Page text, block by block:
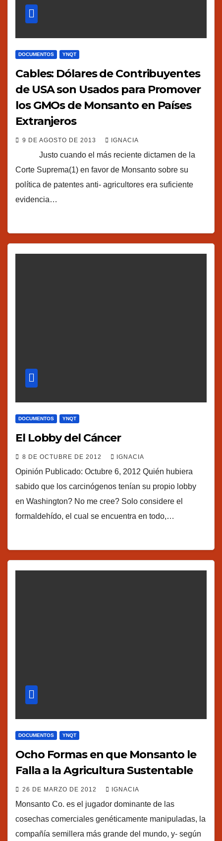
DOCUMENTOS YNQT
Cables: Dólares de Contribuyentes
de USA son Usados para Promover
los GMOs de Monsanto en Países
Extranjeros
9 DE AGOSTO DE 2013 IGNACIA
Justo cuando el más reciente dictamen de la
Corte Suprema(1) en favor de Monsanto sobre su
política de patentes anti- agricultores era suficiente
evidencia…
DOCUMENTOS YNQT
El Lobby del Cáncer
8 DE OCTUBRE DE 2012 IGNACIA
Opinión Publicado: Octubre 6, 2012 Quién hubiera
sabido que los carcinógenos tenían su propio lobby
en Washington? No me cree? Solo considere el
formaldehído, el cual se encuentra en todo,…
DOCUMENTOS YNQT
Ocho Formas en que Monsanto le
Falla a la Agricultura Sustentable
26 DE MARZO DE 2012 IGNACIA
Monsanto Co. es el jugador dominante de las
cosechas comerciales genéticamente manipuladas, la
compañía semillera más grande del mundo, y- según